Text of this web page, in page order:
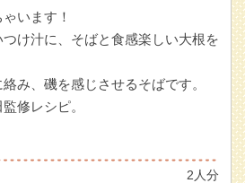
います！
け汁に、そばと食感楽しい大根を
み、磯を感じさせるそばです。
修レシピ。
2人分